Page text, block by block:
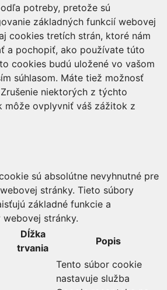
potreby, pretože sú
základných funkcií webovej
cookies tretích strán, ktoré nám
a pochopiť, ako používate túto
cookies budú uložené vo vašom
súhlasom. Máte tiež možnosť
niektorých z týchto
môže ovplyvniť váš zážitok z
sú absolútne nevyhnutné pre
stránky. Tieto súbory
základné funkcie a
stránky.
Dĺžka
trvania
Popis
Tento súbor cookie
nastavuje služba